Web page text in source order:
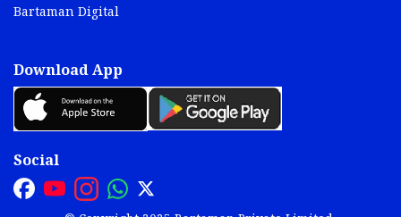
Bartaman Digital
Download App
Social